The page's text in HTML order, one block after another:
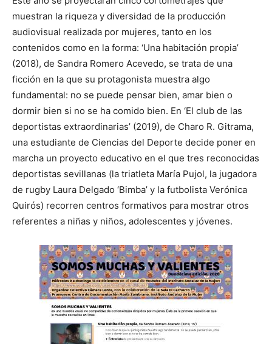
muestran la riqueza y diversidad de la producción
audiovisual realizada por mujeres, tanto en los
contenidos como en la forma: ‘Una habitación propia’
(2018), de Sandra Romero Acevedo, se trata de una
ficción en la que su protagonista muestra algo
fundamental: no se puede pensar bien, amar bien o
dormir bien si no se ha comido bien. En ‘El club de las
deportistas extraordinarias’ (2019), de Charo R. Gitrama,
una estudiante de Ciencias del Deporte decide poner en
marcha un proyecto educativo en el que tres reconocidas
deportistas sevillanas (la triatleta María Pujol, la jugadora
de rugby Laura Delgado ‘Bimba’ y la futbolista Verónica
Quirós) recorren centros formativos para mostrar otros
referentes a niñas y niños, adolescentes y jóvenes.